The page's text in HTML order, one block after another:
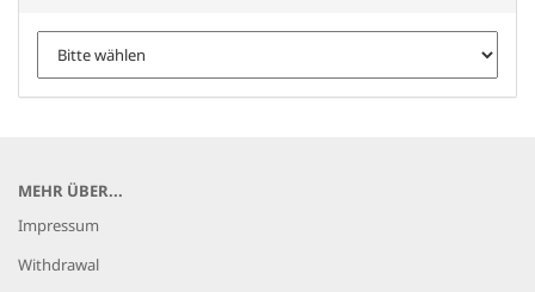
MEHR ÜBER...
Impressum
Withdrawal